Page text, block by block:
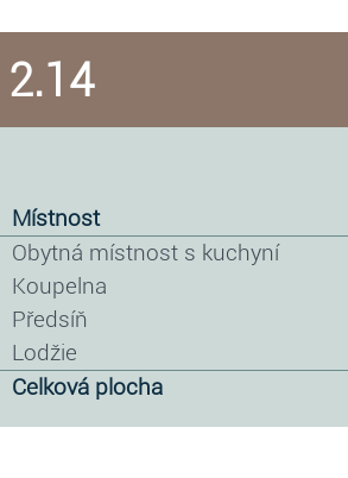
2.14
místnost
obytná místnost s kuchyní
koupelna
předsíň
lodžie
celková plocha